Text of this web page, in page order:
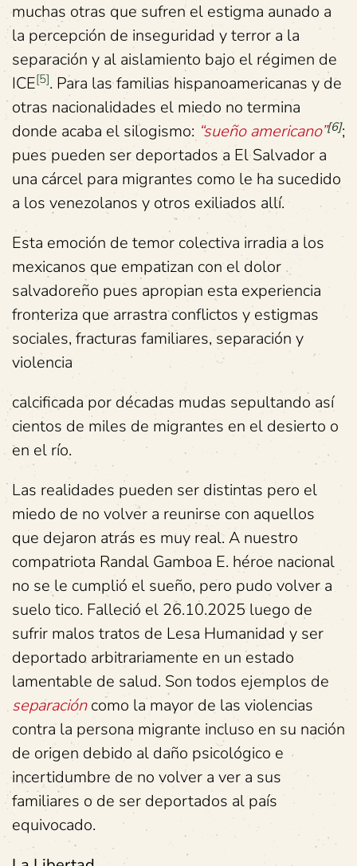
muchas otras que sufren el estigma aunado a
la percepción de inseguridad y terror a la
separación y al aislamiento bajo el régimen de
ICE[5]. Para las familias hispanoamericanas y de
otras nacionalidades el miedo no termina
donde acaba el silogismo: “sueño americano”[6];
pues pueden ser deportados a El Salvador a
una cárcel para migrantes como le ha sucedido
a los venezolanos y otros exiliados allí.
Esta emoción de temor colectiva irradia a los
mexicanos que empatizan con el dolor
salvadoreño pues apropian esta experiencia
fronteriza que arrastra conflictos y estigmas
sociales, fracturas familiares, separación y
violencia
calcificada por décadas mudas sepultando así
cientos de miles de migrantes en el desierto o
en el río.
Las realidades pueden ser distintas pero el
miedo de no volver a reunirse con aquellos
que dejaron atrás es muy real. A nuestro
compatriota Randal Gamboa E. héroe nacional
no se le cumplió el sueño, pero pudo volver a
suelo tico. Falleció el 26.10.2025 luego de
sufrir malos tratos de Lesa Humanidad y ser
deportado arbitrariamente en un estado
lamentable de salud. Son todos ejemplos de
separacióncomo la mayor de las violencias
contra la persona migrante incluso en su nación
de origen debido al daño psicológico e
incertidumbre de no volver a ver a sus
familiares o de ser deportados al país
equivocado.